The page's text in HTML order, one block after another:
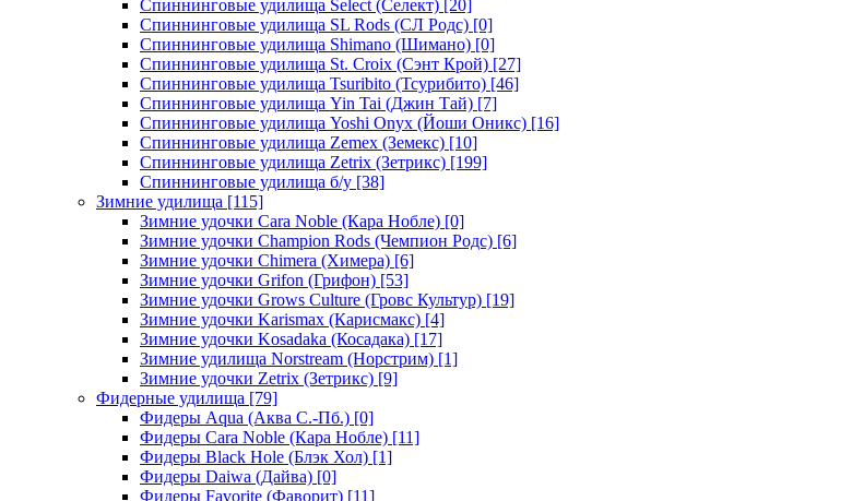
Спиннинговые удилища Select (Селект) [20]
Спиннинговые удилища SL Rods (СЛ Родс) [0]
Спиннинговые удилища Shimano (Шимано) [0]
Спиннинговые удилища St. Croix (Сэнт Крой) [27]
Спиннинговые удилища Tsuribito (Тсурибито) [46]
Спиннинговые удилища Yin Tai (Джин Тай) [7]
Спиннинговые удилища Yoshi Onyx (Йоши Оникс) [16]
Спиннинговые удилища Zemex (Земекс) [10]
Спиннинговые удилища Zetrix (Зетрикс) [199]
Спиннинговые удилища б/у [38]
Зимние удилища [115]
Зимние удочки Cara Noble (Кара Нобле) [0]
Зимние удочки Champion Rods (Чемпион Родс) [6]
Зимние удочки Chimera (Химера) [6]
Зимние удочки Grifon (Грифон) [53]
Зимние удочки Grows Culture (Гровс Культур) [19]
Зимние удочки Karismax (Карисмакс) [4]
Зимние удочки Kosadaka (Косадака) [17]
Зимние удилища Norstream (Норстрим) [1]
Зимние удочки Zetrix (Зетрикс) [9]
Фидерные удилища [79]
Фидеры Aqua (Аква С.-Пб.) [0]
Фидеры Cara Noble (Кара Нобле) [11]
Фидеры Black Hole (Блэк Хол) [1]
Фидеры Daiwa (Дайва) [0]
Фидеры Favorite (Фаворит) [11]